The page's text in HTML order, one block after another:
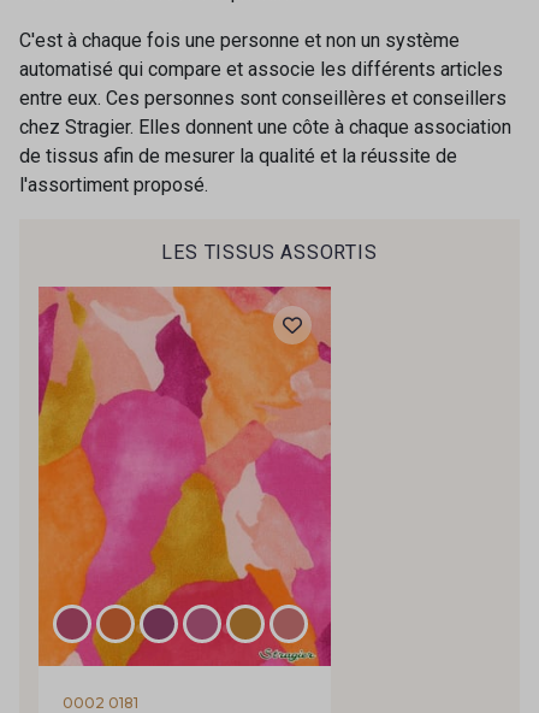
C'est à chaque fois une personne et non un système
automatisé qui compare et associe les différents articles
entre eux. Ces personnes sont conseillères et conseillers
chez Stragier. Elles donnent une côte à chaque association
de tissus afin de mesurer la qualité et la réussite de
l'assortiment proposé.
LES TISSUS ASSORTIS
0002 0181